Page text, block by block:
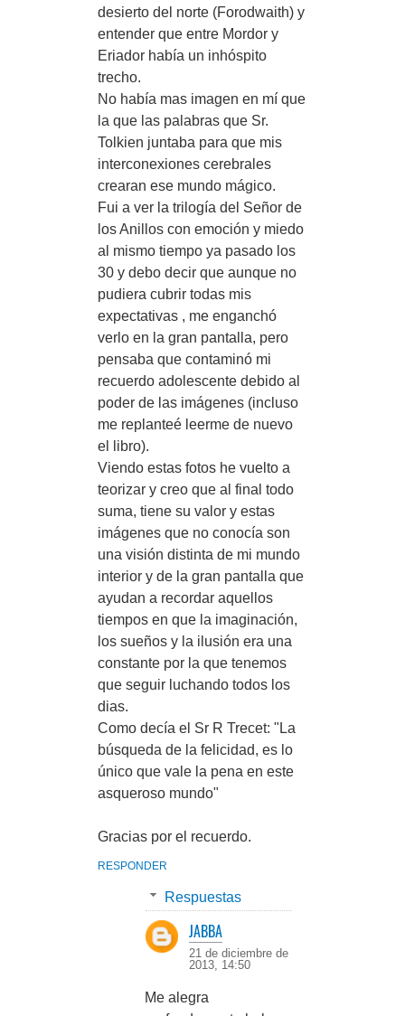
desierto del norte (Forodwaith) y
entender que entre Mordor y
Eriador había un inhóspito
trecho.
No había mas imagen en mí que
la que las palabras que Sr.
Tolkien juntaba para que mis
interconexiones cerebrales
crearan ese mundo mágico.
Fui a ver la trilogía del Señor de
los Anillos con emoción y miedo
al mismo tiempo ya pasado los
30 y debo decir que aunque no
pudiera cubrir todas mis
expectativas , me enganchó
verlo en la gran pantalla, pero
pensaba que contaminó mi
recuerdo adolescente debido al
poder de las imágenes (incluso
me replanteé leerme de nuevo
el libro).
Viendo estas fotos he vuelto a
teorizar y creo que al final todo
suma, tiene su valor y estas
imágenes que no conocía son
una visión distinta de mi mundo
interior y de la gran pantalla que
ayudan a recordar aquellos
tiempos en que la imaginación,
los sueños y la ilusión era una
constante por la que tenemos
que seguir luchando todos los
dias.
Como decía el Sr R Trecet: "La
búsqueda de la felicidad, es lo
único que vale la pena en este
asqueroso mundo"
Gracias por el recuerdo.
RESPONDER
Respuestas
JABBA
21 de diciembre de
2013, 14:50
Me alegra